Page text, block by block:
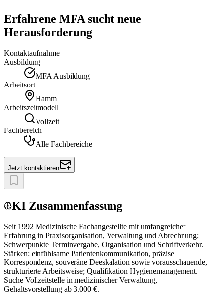
Erfahrene MFA sucht neue
Herausforderung
Kontaktaufnahme
Ausbildung
MFA Ausbildung
Arbeitsort
Hamm
Arbeitszeitmodell
Vollzeit
Fachbereich
Alle Fachbereiche
Jetzt kontaktieren
KI Zusammenfassung
Seit 1992 Medizinische Fachangestellte mit umfangreicher
Erfahrung in Praxisorganisation, Verwaltung und Abrechnung;
Schwerpunkte Terminvergabe, Organisation und Schriftverkehr.
Stärken: einfühlsame Patientenkommunikation, präzise
Korrespondenz, souveräne Deeskalation sowie vorausschauende,
strukturierte Arbeitsweise; Qualifikation Hygienemanagement.
Suche Vollzeitstelle in medizinischer Verwaltung,
Gehaltsvorstellung ab 3.000 €.